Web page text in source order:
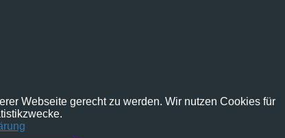
Webseite gerecht zu werden. Wir nutzen Cookies für